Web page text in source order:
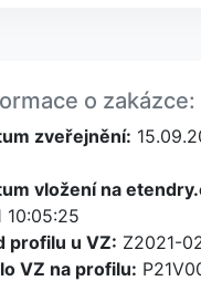
o zakázce:
zveřejnění:
vložení na
10:05:25
profilu u VZ: Z2021-
VZ na profilu: